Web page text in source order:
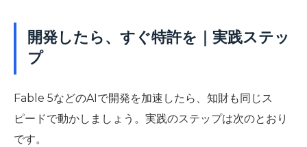
開発したら、すぐ特許を｜実践ステッ
プ
Fable 5などのAIで開発を加速したら、知財も同じス
ピードで動かしましょう。実践のステップは次のとおり
です。